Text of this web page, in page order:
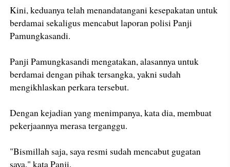
Kini, keduanya telah menandatangani kesepakatan untuk
berdamai sekaligus mencabut laporan polisi Panji
Pamungkasandi.
Panji Pamungkasandi mengatakan, alasannya untuk
berdamai dengan pihak tersangka, yakni sudah
mengikhlaskan perkara tersebut.
Dengan kejadian yang menimpanya, kata dia, membuat
pekerjaannya merasa terganggu.
"Bismillah saja, saya resmi sudah mencabut gugatan
saya," kata Panji.